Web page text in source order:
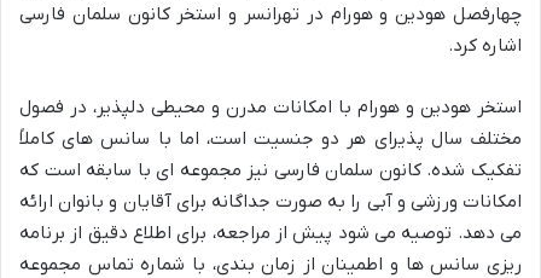
چهارفصل هودین و هورام در تهرانسر و استخر کانون سلمان فارسی
اشاره کرد.
استخر هودین و هورام با امکانات مدرن و محیطی دلپذیر، در فصول
مختلف سال پذیرای هر دو جنسیت است، اما با سانس های کاملاً
تفکیک شده. کانون سلمان فارسی نیز مجموعه ای با سابقه است که
امکانات ورزشی و آبی را به صورت جداگانه برای آقایان و بانوان ارائه
می دهد. توصیه می شود پیش از مراجعه، برای اطلاع دقیق از برنامه
ریزی سانس ها و اطمینان از زمان بندی، با شماره تماس مجموعه